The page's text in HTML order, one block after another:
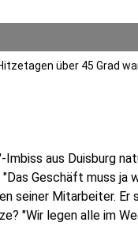
über 45 Grad
aus Duisburg
Geschäft muss ja
seiner Mitarbeiter. Er
"Wir legen alle im